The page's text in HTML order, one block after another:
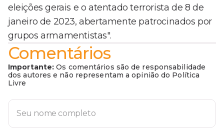
eleições gerais e o atentado terrorista de 8 de
janeiro de 2023, abertamente patrocinados por
grupos armamentistas".
Comentários
Importante: Os comentários são de responsabilidade
dos autores e não representam a opinião do Política
Livre